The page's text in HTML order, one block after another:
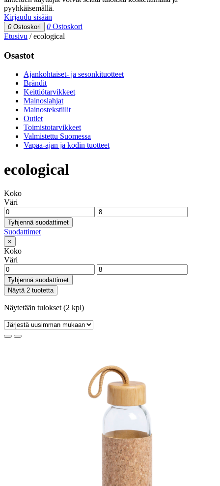
pyyhkäisemällä.
Kirjaudu sisään
0 Ostoskori 0 Ostoskori
Etusivu /ecological
Osastot
Ajankohtaiset- ja sesonkituotteet
Brändit
Keittiötarvikkeet
Mainoslahjat
Mainostekstiilit
Outlet
Toimistotarvikkeet
Valmistettu Suomessa
Vapaa-ajan ja kodin tuotteet
ecological
Koko
Väri
Tyhjennä suodattimet
Suodattimet
×
Koko
Väri
Tyhjennä suodattimet
Näytä 2 tuotetta
Näytetään tulokset (2 kpl)